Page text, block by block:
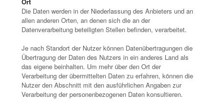
Die Daten werden in der Niederlassung des Anbieters und an
allen anderen Orten, an denen sich die an der
Datenverarbeitung beteiligten Stellen befinden, verarbeitet.
Je nach Standort der Nutzer können Datenübertragungen die
Übertragung der Daten des Nutzers in ein anderes Land als
das eigene beinhalten. Um mehr über den Ort der
Verarbeitung der übermittelten Daten zu erfahren, können die
Nutzer den Abschnitt mit den ausführlichen Angaben zur
Verarbeitung der personenbezogenen Daten konsultieren.